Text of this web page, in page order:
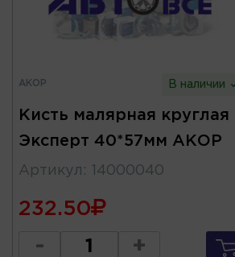
АКОР В наличии
Кисть малярная круглая
Эксперт 40*57мм АКОР
Артикул : 14000040
232.50
- +